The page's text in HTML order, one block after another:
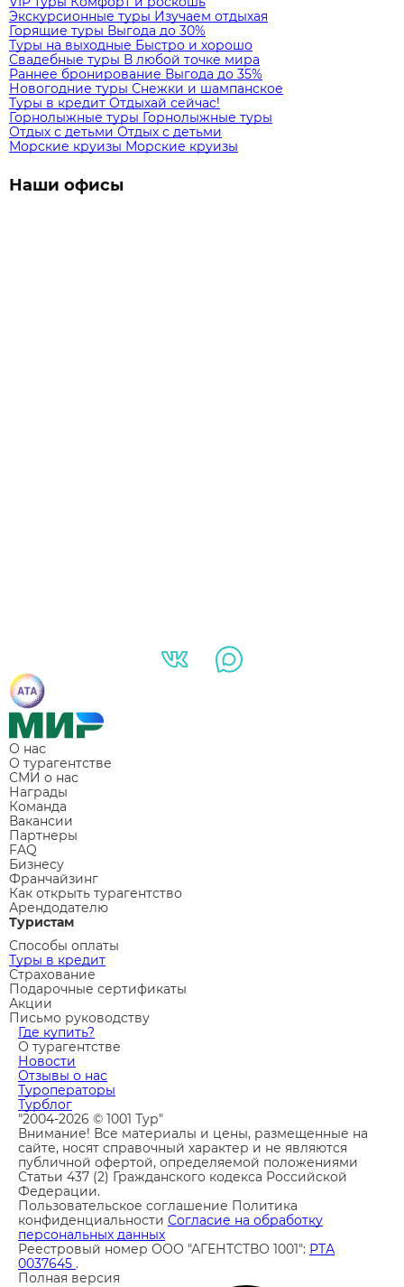
Экскурсионные туры Изучаем отдыхая
Горящие туры Выгода до 30%
Туры на выходные Быстро и хорошо
Свадебные туры В любой точке мира
Раннее бронирование Выгода до 35%
Новогодние туры Снежки и шампанское
Туры в кредит Отдыхай сейчас!
Горнолыжные туры Горнолыжные туры
Отдых с детьми Отдых с детьми
Морские круизы Морские круизы
Наши офисы
О нас
О турагентстве
СМИ о нас
Награды
Команда
Вакансии
Партнеры
FAQ
Бизнесу
Франчайзинг
Как открыть турагентство
Арендодателю
Туристам
Способы оплаты
Туры в кредит
Страхование
Подарочные сертификаты
Акции
Письмо руководству
Где купить?
О турагентстве
Новости
Отзывы о нас
Туроператоры
Турблог
"2004-2026 © 1001 Тур"
Внимание! Все материалы и цены, размещенные на
сайте, носят справочный характер и не являются
публичной офертой, определяемой положениями
Статьи 437 (2) Гражданского кодекса Российской
Федерации.
Пользовательское соглашение Политика
конфиденциальности Согласие на обработку
персональных данных
Реестровый номер ООО "АГЕНТСТВО 1001": РТА
0037645 .
Полная версия